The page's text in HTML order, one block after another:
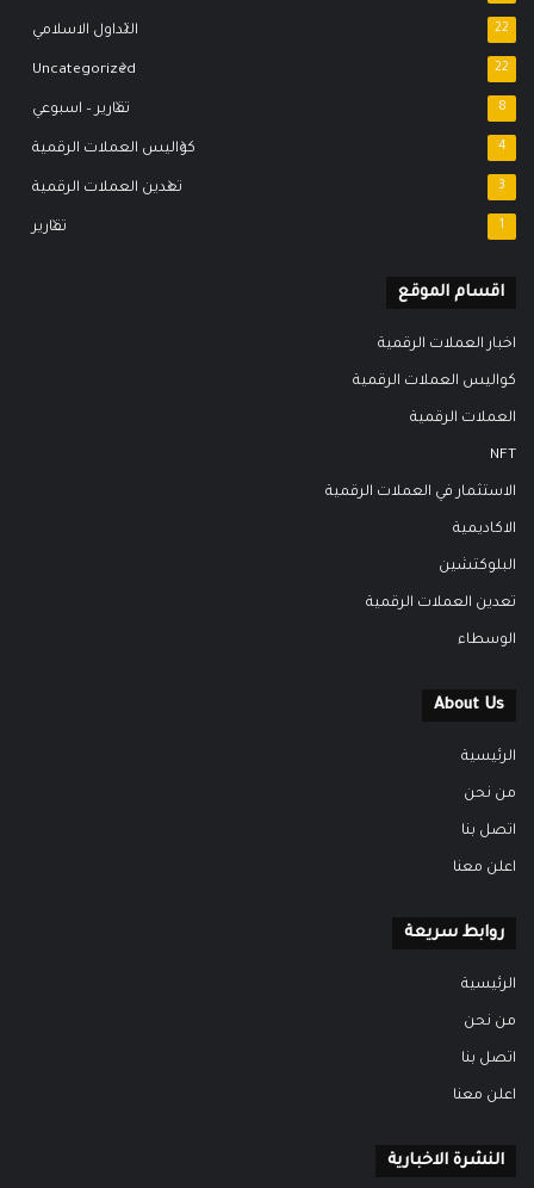
التداول الاسلامي 22
Uncategorized 22
تقارير – اسبوعي 8
كواليس العملات الرقمية 4
تعدين العملات الرقمية 3
تقارير 1
اقسام الموقع
اخبار العملات الرقمية
كواليس العملات الرقمية
العملات الرقمية
NFT
الاستثمار في العملات الرقمية
الاكاديمية
البلوكتشين
تعدين العملات الرقمية
الوسطاء
About Us
الرئيسية
من نحن
اتصل بنا
اعلن معنا
روابط سريعة
الرئيسية
من نحن
اتصل بنا
اعلن معنا
النشرة الاخبارية